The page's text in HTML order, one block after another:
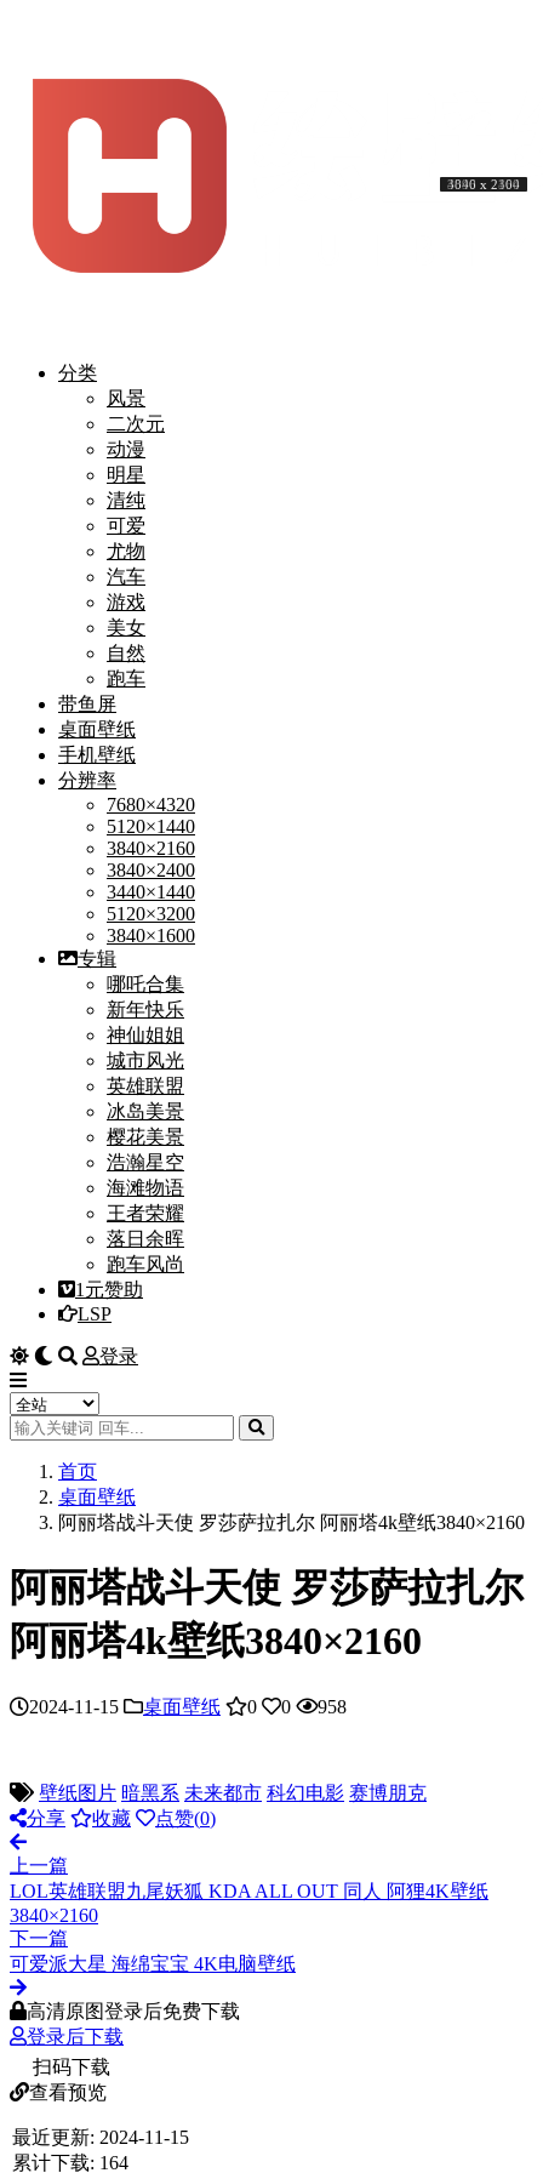
分类
风景
二次元
动漫
明星
清纯
可爱
尤物
汽车
游戏
美女
自然
跑车
带鱼屏
桌面壁纸
手机壁纸
分辨率
7680×4320
5120×1440
3840×2160
3840×2400
3440×1440
5120×3200
3840×1600
专辑
哪吒合集
新年快乐
神仙姐姐
城市风光
英雄联盟
冰岛美景
樱花美景
浩瀚星空
海滩物语
王者荣耀
落日余晖
跑车风尚
1元赞助
LSP
登录
首页
桌面壁纸
阿丽塔战斗天使 罗莎萨拉扎尔 阿丽塔4k壁纸3840×2160
阿丽塔战斗天使 罗莎萨拉扎尔
阿丽塔4k壁纸3840×2160
2024-11-15 桌面壁纸 0 0 958
壁纸图片 暗黑系 未来都市 科幻电影 赛博朋克
分享
收藏 点赞(0)
上一篇
LOL英雄联盟九尾妖狐 KDA ALL OUT 同人 阿狸4K壁纸
3840×2160
下一篇
可爱派大星 海绵宝宝 4K电脑壁纸
高清原图登录后免费下载
登录后下载
扫码下载
查看预览
最近更新: 2024-11-15
累计下载: 164
5824 x 3264
3840 x 2160
3840 x 2160
4579 x 2616
5782 x 4624
3840 x 2160
3840 x 2160
3840 x 2160
3840 x 2400
4096 x 2304